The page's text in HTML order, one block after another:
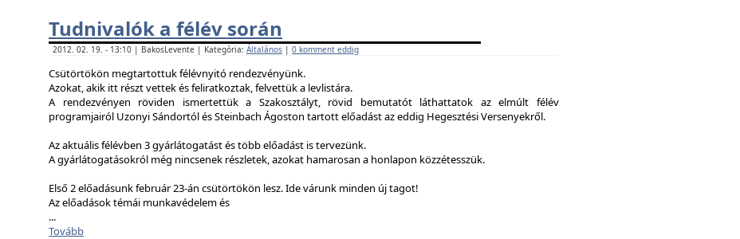
Tudnivalók a félév során
2012. 02. 19. - 13:10 | BakosLevente | Kategória: Általános | 0 komment eddig
Csütörtökön megtartottuk félévnyitó rendezvényünk.
Azokat, akik itt részt vettek és feliratkoztak, felvettük a levlistára.
A rendezvényen röviden ismertettük a Szakosztályt, rövid bemutatót láthattatok az elmúlt félév
programjairól Uzonyi Sándortól és Steinbach Ágoston tartott előadást az eddig Hegesztési Versenyekről.
Az aktuális félévben 3 gyárlátogatást és több előadást is tervezünk.
A gyárlátogatásokról még nincsenek részletek, azokat hamarosan a honlapon közzétesszük.
Első 2 előadásunk február 23-án csütörtökön lesz. Ide várunk minden új tagot!
Az előadások témái munkavédelem és
...
Tovább